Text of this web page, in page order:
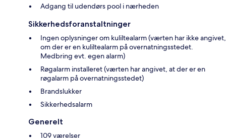
Adgang til udendørs pool i nærheden
Sikkerhedsforanstaltninger
Ingen oplysninger om kuliltealarm (værten har ikke angivet,
om der er en kuliltealarm på overnatningsstedet.
Medbring evt. egen alarm)
Røgalarm installeret (værten har angivet, at der er en
røgalarm på overnatningsstedet)
Brandslukker
Sikkerhedsalarm
Generelt
109 værelser